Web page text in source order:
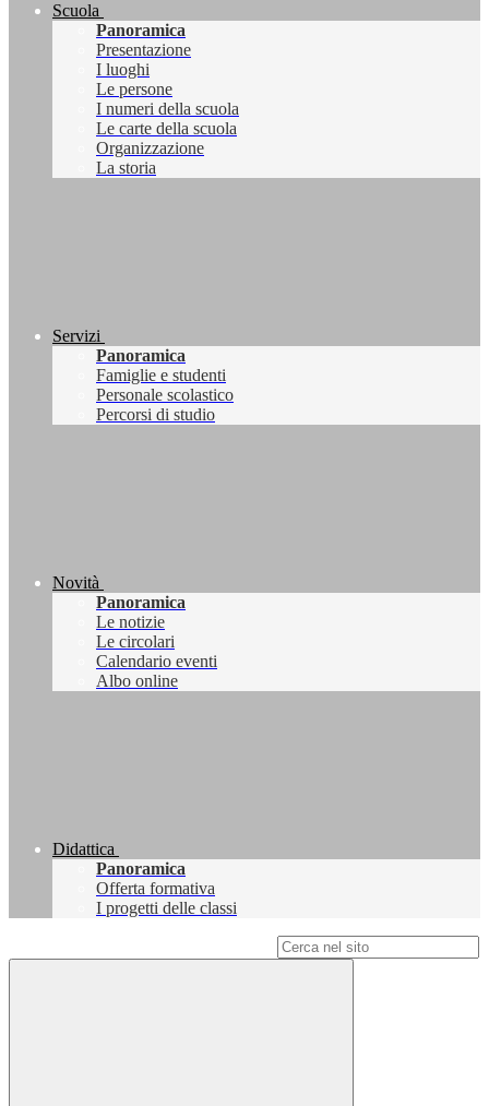
Scuola
Panoramica
Presentazione
I luoghi
Le persone
I numeri della scuola
Le carte della scuola
Organizzazione
La storia
Servizi
Panoramica
Famiglie e studenti
Personale scolastico
Percorsi di studio
Novità
Panoramica
Le notizie
Le circolari
Calendario eventi
Albo online
Didattica
Panoramica
Offerta formativa
I progetti delle classi